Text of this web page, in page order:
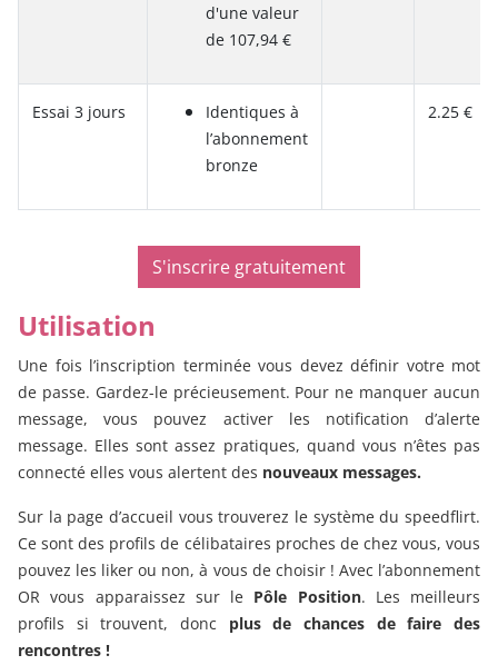
d'une valeur
de 107,94 €
Essai 3 jours
Identiques à
l’abonnement
bronze
2.25 €
S'inscrire gratuitement
Utilisation
Une fois l’inscription terminée vous devez définir votre mot
de passe. Gardez-le précieusement. Pour ne manquer aucun
message, vous pouvez activer les notification d’alerte
message. Elles sont assez pratiques, quand vous n’êtes pas
connecté elles vous alertent des nouveaux messages.
Sur la page d’accueil vous trouverez le système du speedflirt.
Ce sont des profils de célibataires proches de chez vous, vous
pouvez les liker ou non, à vous de choisir ! Avec l’abonnement
OR vous apparaissez sur le Pôle Position. Les meilleurs
profils si trouvent, donc plus de chances de faire des
rencontres !